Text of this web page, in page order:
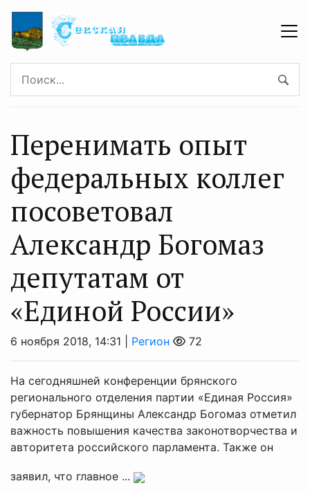
Перенимать опыт
федеральных коллег
посоветовал
Александр Богомаз
депутатам от
«Единой России»
6 ноября 2018, 14:31 | Регион 72
На сегодняшней конференции брянского
регионального отделения партии «Единая Россия»
губернатор Брянщины Александр Богомаз отметил
важность повышения качества законотворчества и
авторитета российского парламента. Также он
заявил, что главное ...